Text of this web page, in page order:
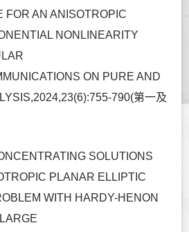
FOR AN ANISOTROPIC
NONLINEARITY
ON PURE AND
790(第一及
SOLUTIONS
PLANAR ELLIPTIC
WITH HARDY-HENON